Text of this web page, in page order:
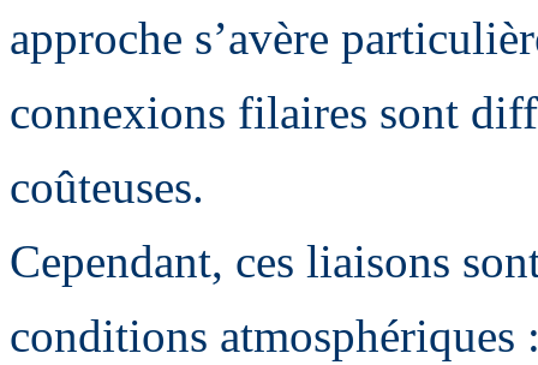
approche s’avère
connexions filaires sont
coûteuses.
Cependant, ces liaisons
conditions